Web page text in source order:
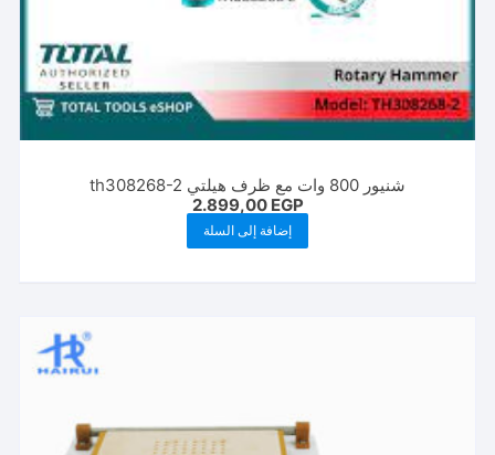
شنيور 800 وات مع ظرف هيلتي th308268-2
2.899,00 EGP
إضافة إلى السلة